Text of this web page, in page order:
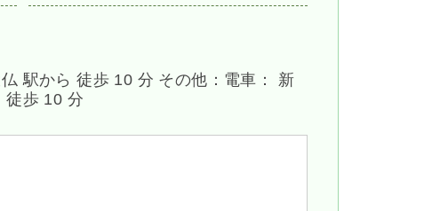
駅から 徒歩 10 分 その他：電車： 新
徒歩 10 分